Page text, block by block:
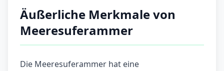
Äußerliche Merkmale von
Meeresuferammer
Die Meeresuferammer hat eine